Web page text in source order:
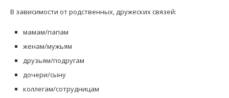
В зависимости от родственных, дружеских связей:
мамам/папам
женам/мужьям
друзьям/подругам
дочери/сыну
коллегам/сотрудницам